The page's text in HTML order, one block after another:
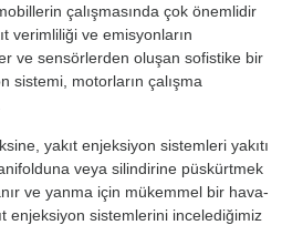
çalışmasında çok önemlidir
verimliliği ve emisyonların
ve sensörlerden oluşan sofistike bir
sistemi, motorların çalışma
yakıt enjeksiyon sistemleri yakıtı
veya silindirine püskürtmek
ve yanma için mükemmel bir hava-
enjeksiyon sistemlerini incelediğimiz